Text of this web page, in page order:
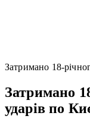
Затримано 18-
Затримано
ударів по